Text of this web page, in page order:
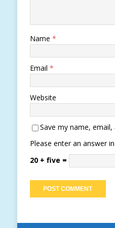
Name *
Email *
Website
Save my name,
Please enter an answer
20 + five =